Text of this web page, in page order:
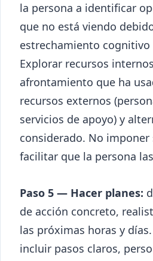
la persona a identificar
que no está viendo
estrechamiento
Explorar recursos
afrontamiento que ha
recursos externos
servicios de apoyo) y
considerado. No imponer
facilitar que la persona
Paso 5 — Hacer planes:
de acción concreto,
las próximas horas y
incluir pasos claros,